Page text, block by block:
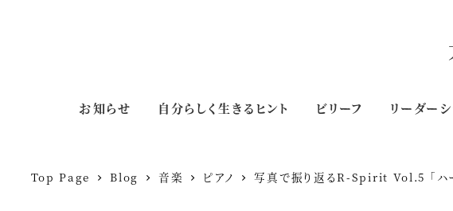
お知らせ 自分らしく生きるヒント ビリーフ リーダー
Top Page Blog 音楽 ピアノ 写真で振り返るR-Spirit Vol.5 「ハー